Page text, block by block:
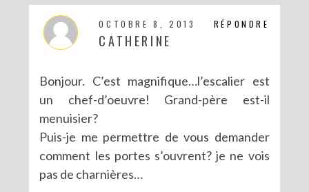
RÉPONDRE
OCTOBRE 8, 2013
CATHERINE
Bonjour. C’est magnifique…l’escalier est
un chef-d’oeuvre! Grand-père est-il
menuisier?
Puis-je me permettre de vous demander
comment les portes s’ouvrent? je ne vois
pas de charnières…